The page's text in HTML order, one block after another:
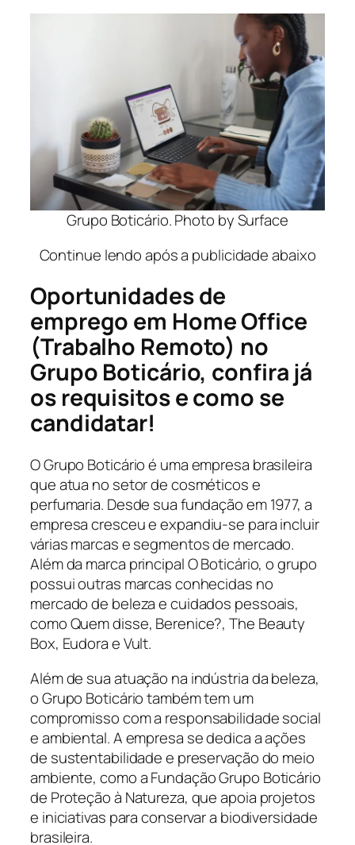
Grupo Boticário. Photo by Surface
Continue lendo após a publicidade abaixo
Oportunidades de
emprego em Home Office
(Trabalho Remoto) no
Grupo Boticário, confira já
os requisitos e como se
candidatar!
O Grupo Boticário é uma empresa brasileira
que atua no setor de cosméticos e
perfumaria. Desde sua fundação em 1977, a
empresa cresceu e expandiu-se para incluir
várias marcas e segmentos de mercado.
Além da marca principal O Boticário, o grupo
possui outras marcas conhecidas no
mercado de beleza e cuidados pessoais,
como Quem disse, Berenice?, The Beauty
Box, Eudora e Vult.
Além de sua atuação na indústria da beleza,
o Grupo Boticário também tem um
compromisso com a responsabilidade social
e ambiental. A empresa se dedica a ações
de sustentabilidade e preservação do meio
ambiente, como a Fundação Grupo Boticário
de Proteção à Natureza, que apoia projetos
e iniciativas para conservar a biodiversidade
brasileira.